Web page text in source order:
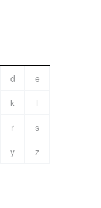
d
e
k
l
r
s
y
z